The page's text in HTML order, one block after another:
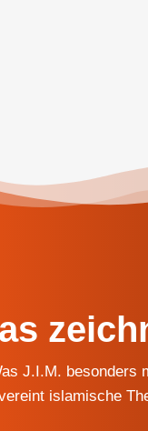
J.I.M. besonders
islamische